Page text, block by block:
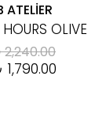
ATELİER
OLIVE